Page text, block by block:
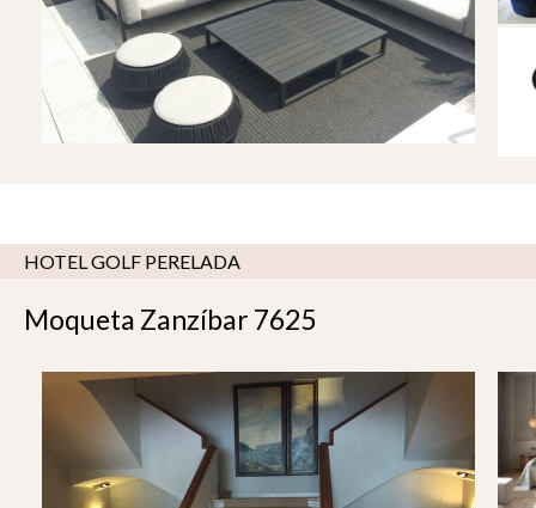
HOTEL GOLF PERELADA
Moqueta Zanzíbar 7625